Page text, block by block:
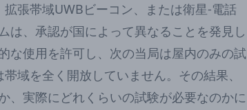
張帯域UWBビーコン、または衛星-電話
は、承認が国によって異なることを発見し
な使用を許可し、次の当局は屋内のみの試
域を全く開放していません。その結果、
、実際にどれくらいの試験が必要なのかに